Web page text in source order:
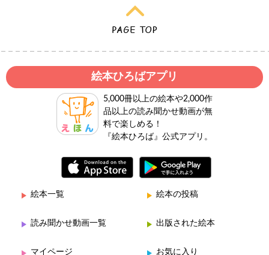
絵本ひろばアプリ
5,000冊以上の絵本や2,000作
品以上の読み聞かせ動画が無
料で楽しめる！
『絵本ひろば』公式アプリ。
絵本一覧 絵本の投稿
読み聞かせ動画一覧 出版された絵本
マイページ お気に入り